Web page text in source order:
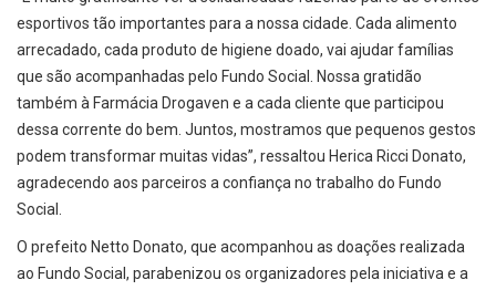
esportivos tão importantes para a nossa cidade. Cada alimento
arrecadado, cada produto de higiene doado, vai ajudar famílias
que são acompanhadas pelo Fundo Social. Nossa gratidão
também à Farmácia Drogaven e a cada cliente que participou
dessa corrente do bem. Juntos, mostramos que pequenos gestos
podem transformar muitas vidas”, ressaltou Herica Ricci Donato,
agradecendo aos parceiros a confiança no trabalho do Fundo
Social.
O prefeito Netto Donato, que acompanhou as doações realizada
ao Fundo Social, parabenizou os organizadores pela iniciativa e a